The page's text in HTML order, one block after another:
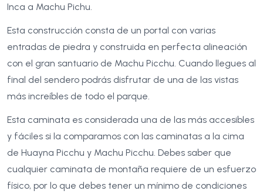
Inca a Machu Pichu.
Esta construcción consta de un portal con varias
entradas de piedra y construida en perfecta alineación
con el gran santuario de Machu Picchu. Cuando llegues al
final del sendero podrás disfrutar de una de las vistas
más increíbles de todo el parque.
Esta caminata es considerada una de las más accesibles
y fáciles si la comparamos con las caminatas a la cima
de Huayna Picchu y Machu Picchu. Debes saber que
cualquier caminata de montaña requiere de un esfuerzo
físico, por lo que debes tener un mínimo de condiciones